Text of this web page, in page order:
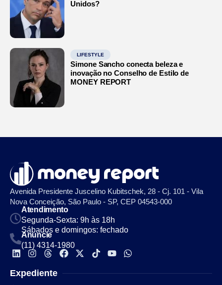
Unidos?
LIFESTYLE
Simone Sancho conecta beleza e
inovação no Conselho de Estilo de
MONEY REPORT
Avenida Presidente Juscelino Kubitschek, 28 - Cj. 101 - Vila
Nova Conceição, São Paulo - SP, CEP 04543-000
Atendimento
Segunda-Sexta: 9h às 18h
Sábados e domingos: fechado
Anuncie
(11) 4314-1980
Expediente